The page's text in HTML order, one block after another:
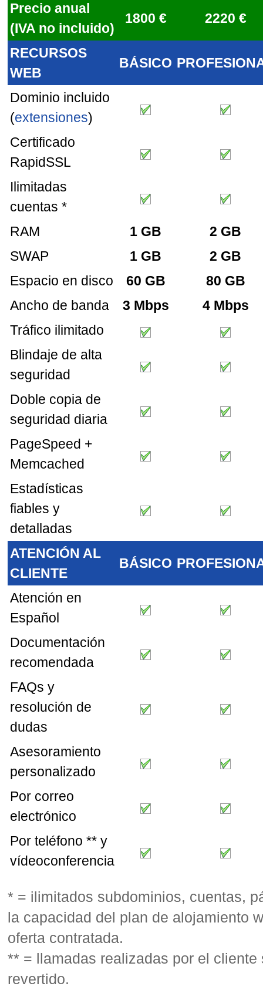
Precio anual
(IVA no incluido)
1800 € 2220 €
RECURSOS
WEB
BÁSICO
Dominio incluido
(extensiones)
Certificado
RapidSSL
Ilimitadas
cuentas *
RAM
1 GB
2 GB
SWAP
1 GB
2 GB
Espacio en disco
60 GB
80 GB
Ancho de banda
3 Mbps
4 Mbps
Tráfico ilimitado
Blindaje de alta
seguridad
Doble copia de
seguridad diaria
PageSpeed +
Memcached
Estadí­sticas
fiables y
detalladas
ATENCIÓN AL
CLIENTE
BÁSICO
Atención en
Español
Documentación
recomendada
FAQs y
resolución de
dudas
Asesoramiento
personalizado
Por correo
electrónico
Por teléfono ** y
vídeoconferencia
* = ilimitados subdominios, cuentas,
la capacidad del plan de alojamiento
oferta contratada.
** = llamadas realizadas por el cliente
revertido.